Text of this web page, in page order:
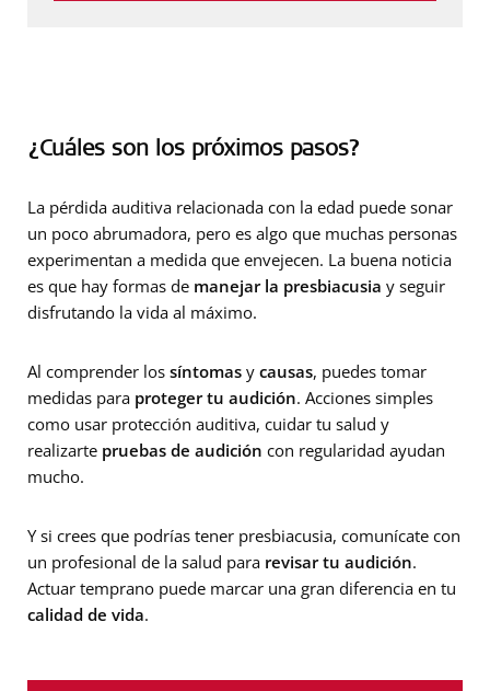
¿Cuáles son los próximos pasos?
La pérdida auditiva relacionada con la edad puede sonar
un poco abrumadora, pero es algo que muchas personas
experimentan a medida que envejecen. La buena noticia
es que hay formas de manejar la presbiacusia y seguir
disfrutando la vida al máximo.
Al comprender los síntomas y causas, puedes tomar
medidas para proteger tu audición. Acciones simples
como usar protección auditiva, cuidar tu salud y
realizarte pruebas de audición con regularidad ayudan
mucho.
Y si crees que podrías tener presbiacusia, comunícate con
un profesional de la salud para revisar tu audición.
Actuar temprano puede marcar una gran diferencia en tu
calidad de vida.